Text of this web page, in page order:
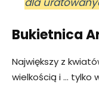
Bukietnica
Największy z
wielkością i … tylko